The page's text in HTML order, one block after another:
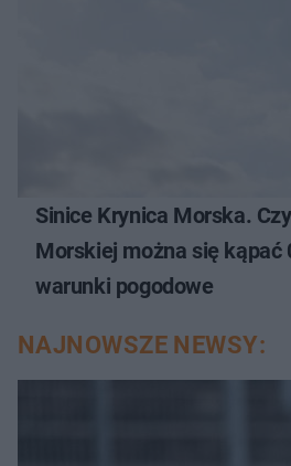
Sinice Krynica Morska.
Morskiej można się kąpać
warunki pogodowe
NAJNOWSZE NEWSY: